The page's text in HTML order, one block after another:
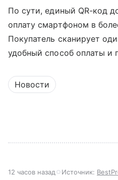
По сути, единый QR-код
оплату смартфоном в
Покупатель сканирует
удобный способ оплаты и
Новости
12 часов назад Источник: